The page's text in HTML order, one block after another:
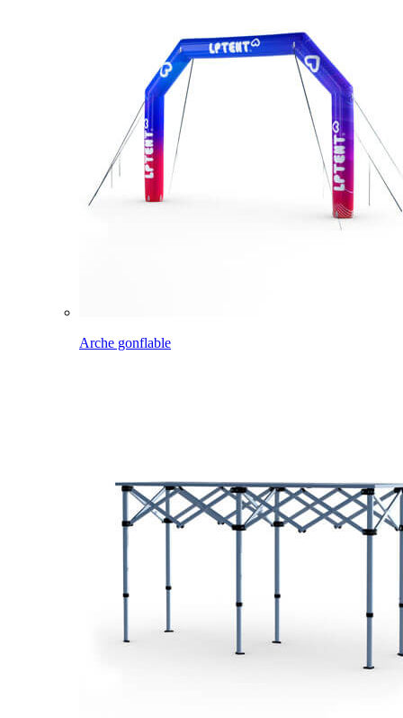
Arche gonflable